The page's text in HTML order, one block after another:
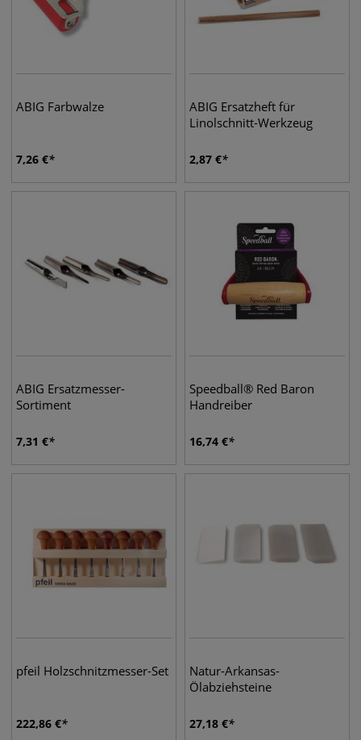
ABIG Farbwalze
7,26 €
ABIG Ersatzheft für
Linolschnitt-Werkzeug
2,87 €
ABIG Ersatzmesser-
Sortiment
7,31 €
Speedball® Red Baron
Handreiber
16,74 €
pfeil Holzschnitzmesser-Set
222,86 €
Natur-Arkansas-
Ölabziehsteine
27,18 €